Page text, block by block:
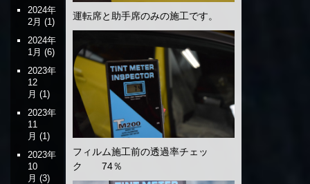
運転席と助手席のみの施工です。
フィルム施工前の透過率チェッ
ク 74％
2024年
2月 (1)
2024年
1月 (6)
2023年
12
月 (1)
2023年
11
月 (1)
2023年
10
月 (3)